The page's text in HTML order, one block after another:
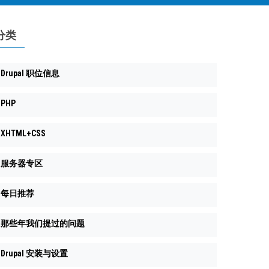
类
Drupal 职位信息
PHP
XHTML+CSS
服务器专区
每日推荐
那些年我们提过的问题
Drupal 安装与设置